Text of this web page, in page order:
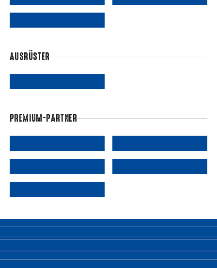
AUSRÜSTER
PREMIUM-PARTNER